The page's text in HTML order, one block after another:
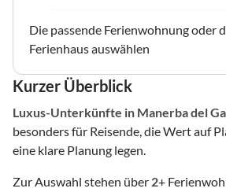
Die passende Ferienwohnung oder
Ferienhaus auswählen
Kurzer Überblick
Luxus-Unterkünfte in Manerba del
besonders für Reisende, die Wert auf
eine klare Planung legen.
Zur Auswahl stehen über 2+